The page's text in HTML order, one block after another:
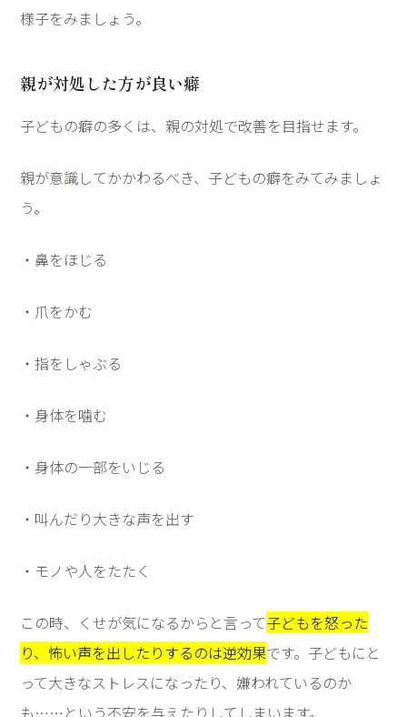
様子をみましょう。
親が対処した方が良い癖
子どもの癖の多くは、親の対処で改善を目指せます。
親が意識してかかわるべき、子どもの癖をみてみましょ
う。
・鼻をほじる
・爪をかむ
・指をしゃぶる
・身体を噛む
・身体の一部をいじる
・叫んだり大きな声を出す
・モノや人をたたく
この時、くせが気になるからと言って子どもを怒った
り、怖い声を出したりするのは逆効果です。子どもにと
って大きなストレスになったり、嫌われているのか
も…… という不安を与えたりしてしまいます。